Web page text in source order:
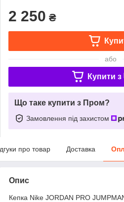
2 250 ₴
або
Купити з
Що таке купити з Пром?
Замовлення під захистом
про товар Доставка
Опис
Кепка Nike JORDAN PRO